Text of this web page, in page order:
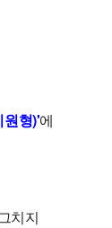
원형)'에
치지